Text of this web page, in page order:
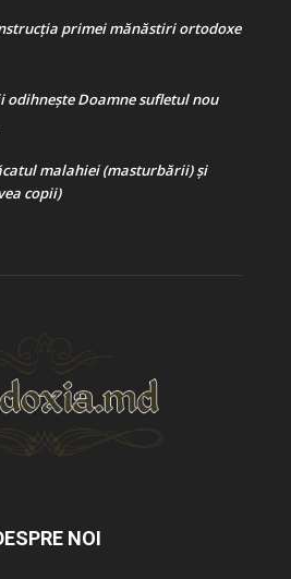
primei mănăstiri ortodoxe
odihnește Doamne sufletul nou
malahiei (masturbării) şi
copii)
NOI